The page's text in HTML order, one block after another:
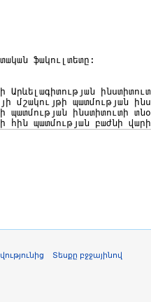
Տեսքը բջջայինով